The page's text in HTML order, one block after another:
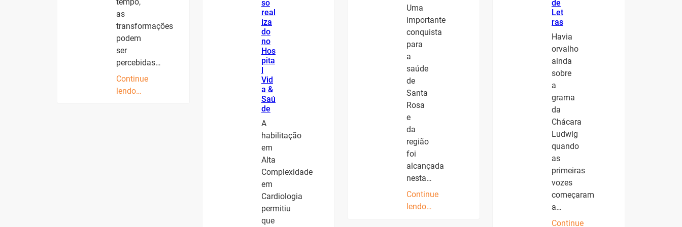
tempo,
as
transformações
podem
ser
percebidas…
Continue
lendo…
so
real
iza
do
no
Hos
pita
Vid
a &
Saú
de
A
habilitação
em
Alta
Complexidade
em
Cardiologia
permitiu
que
Uma
importante
conquista
para
a
saúde
de
Santa
Rosa
e
da
região
foi
alcançada
nesta…
Continue
lendo…
de
Let
ras
Havia
orvalho
ainda
sobre
a
grama
da
Chácara
Ludwig
quando
as
primeiras
vozes
começaram
a…
Continue